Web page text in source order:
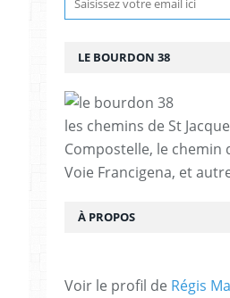
LE BOURDON 38
les chemins de St
Compostelle, le chemin
Voie Francigena, et
À PROPOS
Voir le profil de Régis